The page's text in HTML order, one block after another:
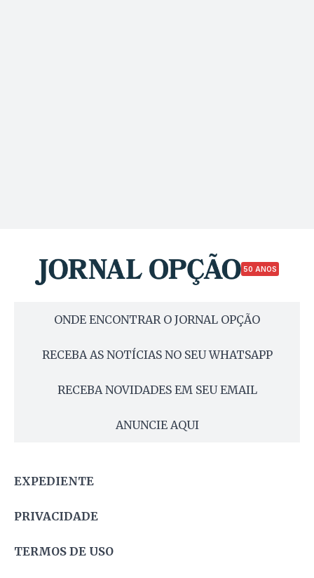
50 ANOS
ONDE ENCONTRAR O JORNAL OPÇÃO
RECEBA AS NOTÍCIAS NO SEU WHATSAPP
RECEBA NOVIDADES EM SEU EMAIL
ANUNCIE AQUI
EXPEDIENTE
PRIVACIDADE
TERMOS DE USO